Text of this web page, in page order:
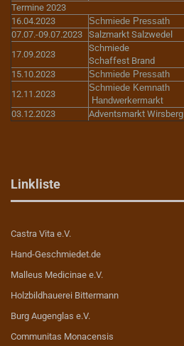
Termine 2023
16.04.2023
Schmiede Pressath
07.07.-09.07.2023 Salzmarkt Salzwedel
17.09.2023
Schmiede
Schaffest Brand
15.10.2023
Schmiede Pressath
12.11.2023
Schmiede Kemnath
Handwerkermarkt
03.12.2023
Adventsmarkt Wirsberg
Linkliste
Castra Vita e.V.
Hand-Geschmiedet.de
Malleus Medicinae e.V.
Holzbildhauerei Bittermann
Burg Augenglas e.V.
Communitas Monacensis